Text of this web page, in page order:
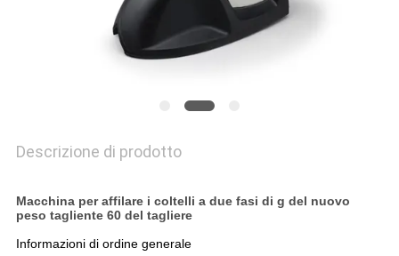
Descrizione di prodotto
Macchina per affilare i coltelli a due fasi di g del nuovo
peso tagliente 60 del tagliere
Informazioni di ordine generale